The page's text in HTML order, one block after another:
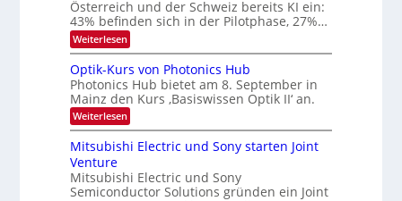
e
r
a
r
b
e
i
t
u
g
s
a
r
k
e
W
a
c
h
s
u
i
m
E
-
H
e
r
a
e
u
s
-
S
e
n
a
Österreich und der Schweiz bereits KI ein:
43% befinden sich in der Pilotphase, 27%…
Weiterlesen:
K
-
E
i
n
s
t
n
i
Optik-Kurs von Photonics Hub
Photonics Hub bietet am 8. September in
Mainz den Kurs ‚Basiswissen Optik II‘ an.
Weiterlesen:
O
p
t
k
-
Mitsubishi Electric und Sony starten Joint
Venture
Mitsubishi Electric und Sony
Semiconductor Solutions gründen ein Joint